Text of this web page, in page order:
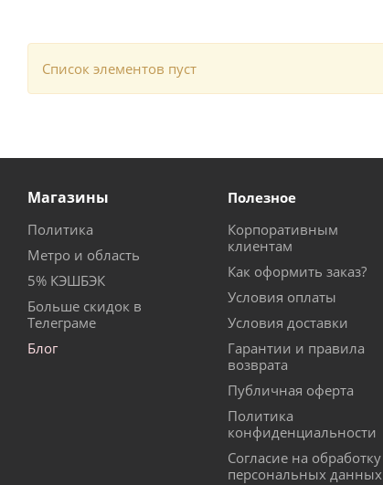
Список элементов пуст
Магазины
Политика
Метро и область
5% КЭШБЭК
Больше скидок в
Телеграме
Блог
Полезное
Корпоративным
клиентам
Как оформить заказ?
Условия оплаты
Условия доставки
Гарантии и правила
возврата
Публичная оферта
Политика
конфиденциальности
Согласие на обработку
персональных данных